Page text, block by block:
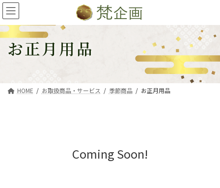
コ
ン
テ
ン
キ
ナ
ビ
ゲ
ー
に
お正月用品
HOME お取扱商品・サービス 季節商品 お正月用品
Coming Soon!